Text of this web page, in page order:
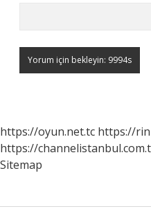
https://oyun.net.tc https://
https://
Sitemap